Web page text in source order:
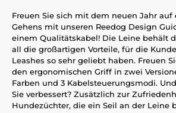
Freuen Sie sich mit dem neuen Jahr auf
Gehens mit unseren Reedog Design
einem Qualitätskabel! Die Leine behält
all die großartigen Vorteile, für die
Leashes so sehr geliebt haben. Freuen
den ergonomischen Griff in zwei
Farben und 3 Kabelsteuerungsmodi.
Sie verbessert? Zusätzlich zur
Hundezüchter, die ein Seil an der Leine